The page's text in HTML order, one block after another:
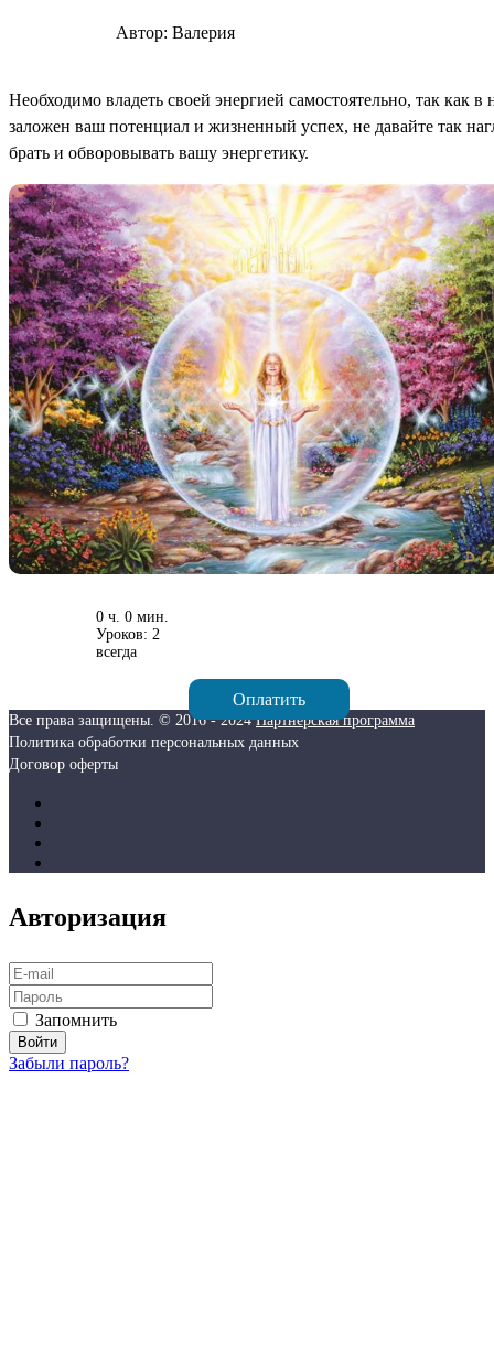
Автор: Валерия
Необходимо владеть своей энергией самостоятельно, так как в
заложен ваш потенциал и жизненный успех, не давайте так
брать и обворовывать вашу энергетику.
0 ч. 0 мин.
Уроков: 2
всегда
Оплатить
Все права защищены. © 2016 - 2024Партнерская программа
Политика обработки персональных данных
Договор оферты
Авторизация
Запомнить
Забыли пароль?